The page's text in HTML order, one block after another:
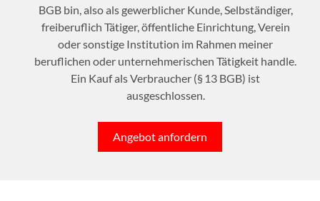
BGB bin, also als gewerblicher Kunde, Selbständiger,
freiberuflich Tätiger, öffentliche Einrichtung, Verein
oder sonstige Institution im Rahmen meiner
beruflichen oder unternehmerischen Tätigkeit handle.
Ein Kauf als Verbraucher (§ 13 BGB) ist
ausgeschlossen.
Angebot anfordern